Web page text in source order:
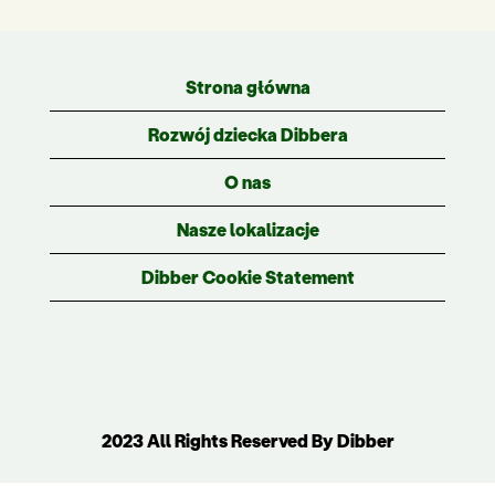
Strona główna
Rozwój dziecka Dibbera
O nas
Nasze lokalizacje
Dibber Cookie Statement
2023 All Rights Reserved By Dibber